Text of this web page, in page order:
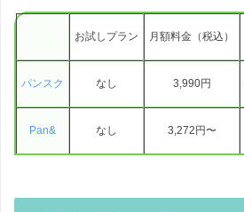
お試しプラン 月額料金（税込）
パンスク なし 3,990円
Pan& なし 3,272円〜